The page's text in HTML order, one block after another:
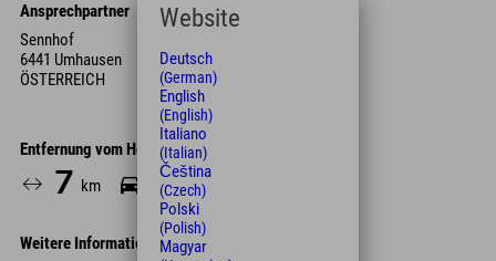
Ansprechpartner
Sennhof
6441 Umhausen
ÖSTERREICH
Entfernung vom Hotel
7 km 11 Min.
Weitere Informationen
Website
Deutsch
(German)
English
(English)
Italiano
(Italian)
Čeština
(Czech)
Polski
(Polish)
Magyar